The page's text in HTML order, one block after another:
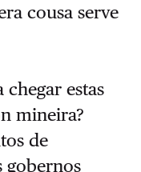
cousa serve
chegar estas
mineira?
de
gobernos